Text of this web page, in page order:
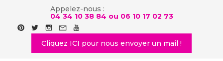
Appelez-nous :
04 34 10 38 84 ou 06 10 17 02 73
Cliquez ICI pour nous envoyer un mail !